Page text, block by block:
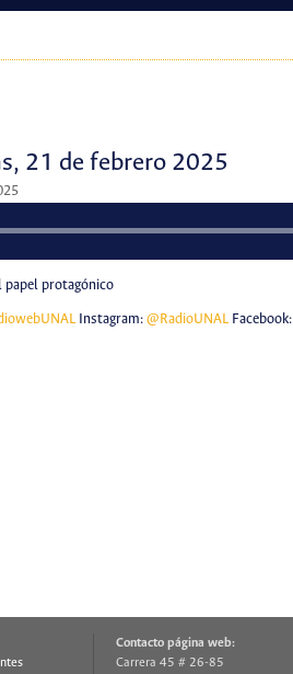
21 de febrero 2025
papel protagónico
Instagram: @RadioUNALFacebook:
Contacto página web:
Carrera 45 # 26-85